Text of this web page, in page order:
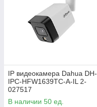
IP видеокамера Dahua DH-
IPC-HFW1639TC-A-IL 2-
027517
В наличии 50 ед.